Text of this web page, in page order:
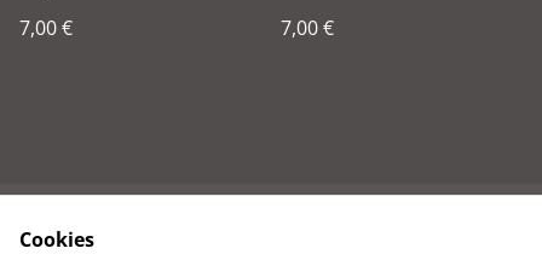
7,00 €
7,00 €
Cookies